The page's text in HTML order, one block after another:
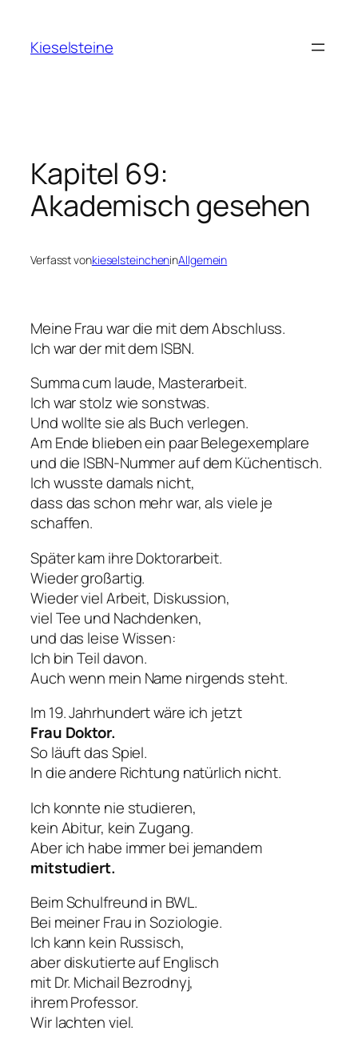
springen
Kieselsteine
Kapitel 69:
Akademisch gesehen
Verfasst vonkieselsteincheninAllgemein
Meine Frau war die mit dem Abschluss.
Ich war der mit dem ISBN.
Summa cum laude, Masterarbeit.
Ich war stolz wie sonstwas.
Und wollte sie als Buch verlegen.
Am Ende blieben ein paar Belegexemplare
und die ISBN-Nummer auf dem Küchentisch.
Ich wusste damals nicht,
dass das schon mehr war, als viele je
schaffen.
Später kam ihre Doktorarbeit.
Wieder großartig.
Wieder viel Arbeit, Diskussion,
viel Tee und Nachdenken,
und das leise Wissen:
Ich bin Teil davon.
Auch wenn mein Name nirgends steht.
Im 19. Jahrhundert wäre ich jetzt
Frau Doktor.
So läuft das Spiel.
In die andere Richtung natürlich nicht.
Ich konnte nie studieren,
kein Abitur, kein Zugang.
Aber ich habe immer bei jemandem
mitstudiert.
Beim Schulfreund in BWL.
Bei meiner Frau in Soziologie.
Ich kann kein Russisch,
aber diskutierte auf Englisch
mit Dr. Michail Bezrodnyj,
ihrem Professor.
Wir lachten viel.